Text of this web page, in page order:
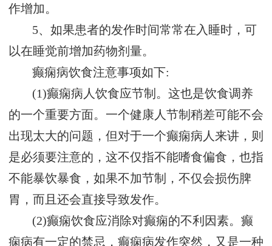
作增加。
5、如果患者的发作时间常常在入睡时，可
以在睡觉前增加药物剂量。
癫痫病饮食注意事项如下:
(1)癫痫病人饮食应节制。这也是饮食调养
的一个重要方面。一个健康人节制稍差可能不会
出现太大的问题，但对于一个癫痫病人来讲，则
是必须要注意的，这不仅指不能嗜食偏食，也指
不能暴饮暴食，如果不加节制，不仅会损伤脾
胃，而且还会直接导致发作。
(2)癫痫饮食应消除对癫痫的不利因素。癫
痫病有一定的禁忌，癫痫病发作突然，又是一种